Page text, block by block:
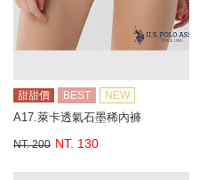
甜甜價 BEST NEW
A17.萊卡透氣石墨稀內褲
NT. 200 NT. 130